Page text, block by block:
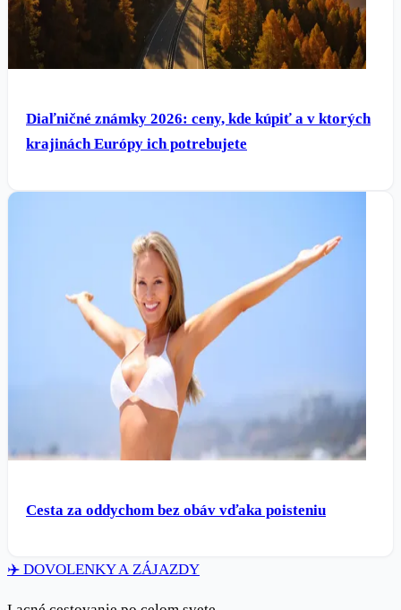
Diaľničné známky 2026: ceny, kde kúpiť a v ktorých
krajinách Európy ich potrebujete
Cesta za oddychom bez obáv vďaka poisteniu
✈️ DOVOLENKYA ZÁJAZDY